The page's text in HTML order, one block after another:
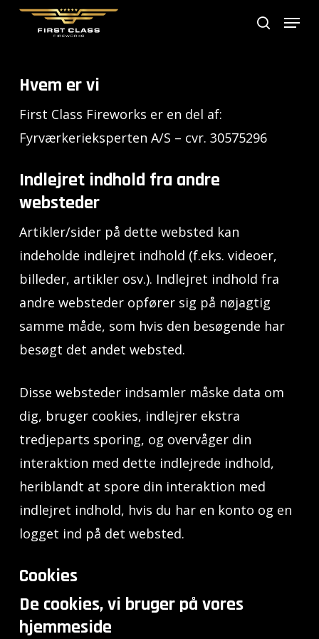
Skip
content
search
Menu
Hvem er vi
First Class Fireworks er en del af:
Fyrværkerieksperten A/S – cvr. 30575296
Indlejret indhold fra andre
websteder
Artikler/sider på dette websted kan
indeholde indlejret indhold (f.eks. videoer,
billeder, artikler osv.). Indlejret indhold fra
andre websteder opfører sig på nøjagtig
samme måde, som hvis den besøgende har
besøgt det andet websted.
Disse websteder indsamler måske data om
dig, bruger cookies, indlejrer ekstra
tredjeparts sporing, og overvåger din
interaktion med dette indlejrede indhold,
heriblandt at spore din interaktion med
indlejret indhold, hvis du har en konto og en
logget ind på det websted.
Cookies
De cookies, vi bruger på vores
hjemmeside